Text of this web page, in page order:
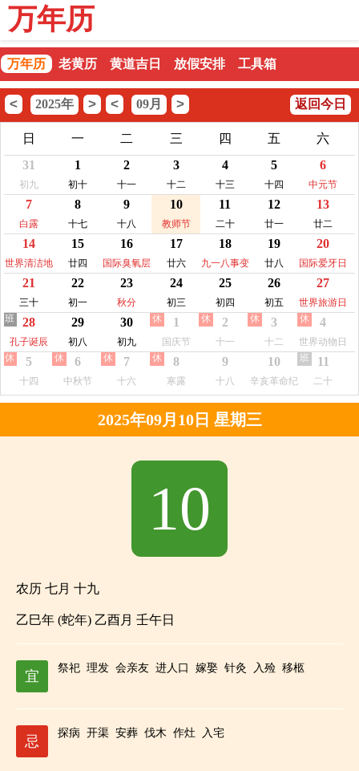
万年历
万年历 老黄历 黄道吉日 放假安排 工具箱
< 2025年 > < 09月 > 返回今日
日 一 二 三 四 五
六
31
初九
1
初十
2
十一
3
十二
4
十三
5
十四
6
中元节
7
白露
8
十七
9
十八
10
教师节
11
二十
12
廿一
13
廿二
14
世界清洁地
球日
15
廿四
16
国际臭氧层
保护日
17
廿六
18
九一八事变
纪念日
19
廿八
20
国际爱牙日
21
三十
22
初一
23
秋分
24
初三
25
初四
26
初五
27
世界旅游日
28
孔子诞辰
班 29
初八
30
初九
1
国庆节
休 2
十一
休 3
十二
休 4
世界动物日
休
5
十四
休 6
中秋节
休 7
十六
休 8
寒露
休 9
十八
10
辛亥革命纪
念日
11
二十
班
2025年09月10日 星期三
10
农历 七月 十九
乙巳年 (蛇年) 乙酉月 壬午日
宜
祭祀 理发 会亲友 进人口 嫁娶 针灸 入殓 移柩
忌
探病 开渠 安葬 伐木 作灶 入宅